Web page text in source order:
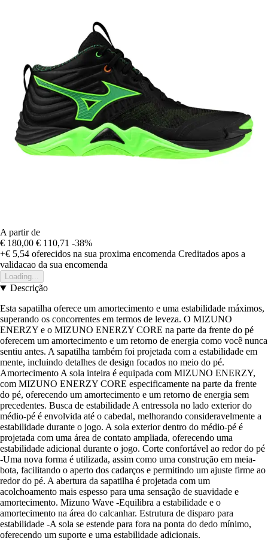
A partir de
€ 180,00 € 110,71 -38%
+€ 5,54 oferecidos na sua proxima encomenda Creditados apos a
validacao da sua encomenda
Loading...
Descrição
Esta sapatilha oferece um amortecimento e uma estabilidade máximos,
superando os concorrentes em termos de leveza. O MIZUNO
ENERZY e o MIZUNO ENERZY CORE na parte da frente do pé
oferecem um amortecimento e um retorno de energia como você nunca
sentiu antes. A sapatilha também foi projetada com a estabilidade em
mente, incluindo detalhes de design focados no meio do pé.
Amortecimento A sola inteira é equipada com MIZUNO ENERZY,
com MIZUNO ENERZY CORE especificamente na parte da frente
do pé, oferecendo um amortecimento e um retorno de energia sem
precedentes. Busca de estabilidade A entressola no lado exterior do
médio-pé é envolvida até o cabedal, melhorando consideravelmente a
estabilidade durante o jogo. A sola exterior dentro do médio-pé é
projetada com uma área de contato ampliada, oferecendo uma
estabilidade adicional durante o jogo. Corte confortável ao redor do pé
-Uma nova forma é utilizada, assim como uma construção em meia-
bota, facilitando o aperto dos cadarços e permitindo um ajuste firme ao
redor do pé. A abertura da sapatilha é projetada com um
acolchoamento mais espesso para uma sensação de suavidade e
amortecimento. Mizuno Wave -Equilibra a estabilidade e o
amortecimento na área do calcanhar. Estrutura de disparo para
estabilidade -A sola se estende para fora na ponta do dedo mínimo,
oferecendo um suporte e uma estabilidade adicionais.